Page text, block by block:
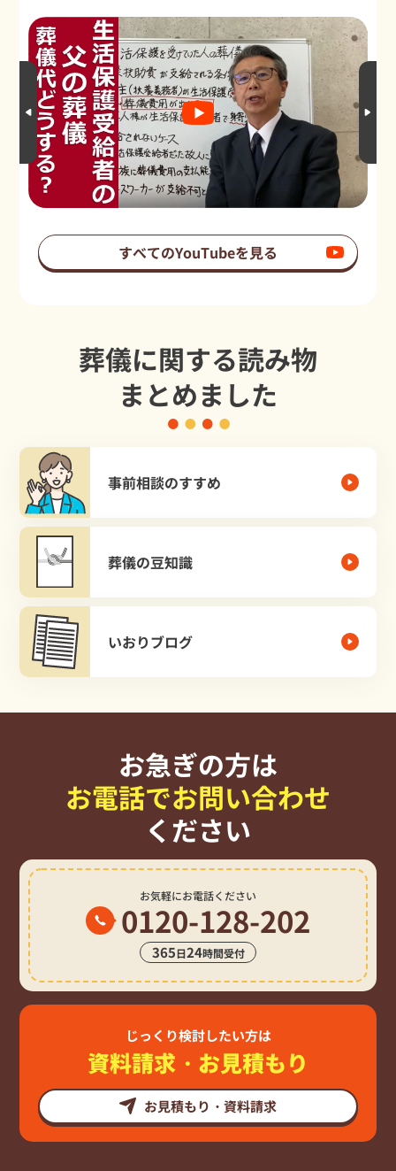
すべてのYouTubeを見る
葬儀に関する読み物
まとめました
事前相談のすすめ
葬儀の豆知識
いおりブログ
お急ぎの方は
お電話でお問い合わせ
ください
お気軽にお電話ください
0120-128-202
365日24時間受付
じっくり検討したい方は
資料請求・お見積もり
お見積もり・資料請求